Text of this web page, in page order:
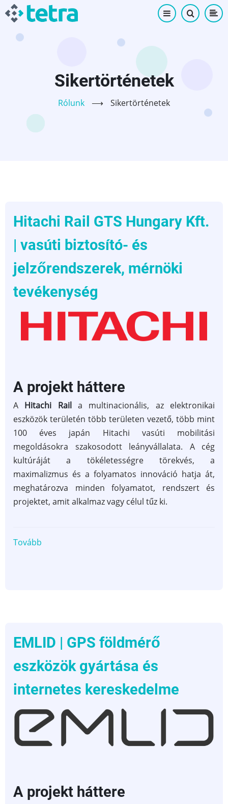
Ugrás
tartalomra
Sikertörténetek
Rólunk ⟶ Sikertörténetek
Hitachi Rail GTS Hungary Kft.
| vasúti biztosító- és
jelzőrendszerek, mérnöki
tevékenység
A projekt háttere
A Hitachi Raila multinacionális, az elektronikai
eszközök területén több területen vezető, több mint
100 éves japán Hitachi vasúti mobilitási
megoldásokra szakosodott leányvállalata. A cég
kultúráját a tökéletességre törekvés, a
maximalizmus és a folyamatos innováció hatja át,
meghatározva minden folyamatot, rendszert és
projektet, amit alkalmaz vagy célul tűz ki.
Tovább
biztosító-
jelzőrendszerek,
tevékenység)
EMLID | GPS földmérő
eszközök gyártása és
internetes kereskedelme
A projekt háttere